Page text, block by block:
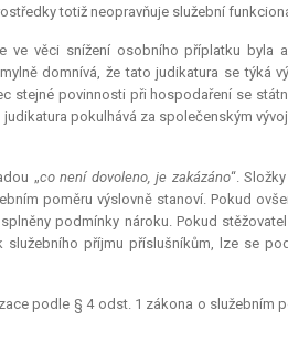
totiž neopravňuje služební
věci snížení osobního příplatku byla
domnívá, že tatojudikatura se týká
stejné povinnosti při hospodaření se
judikatura pokulhává za společenským
„co není dovoleno, je zakázáno“.
poměru výslovně stanoví. Pokud
podmínky nároku. Pokud
příjmu příslušníkům, lze se
podle § 4 odst. 1 zákona o služebním